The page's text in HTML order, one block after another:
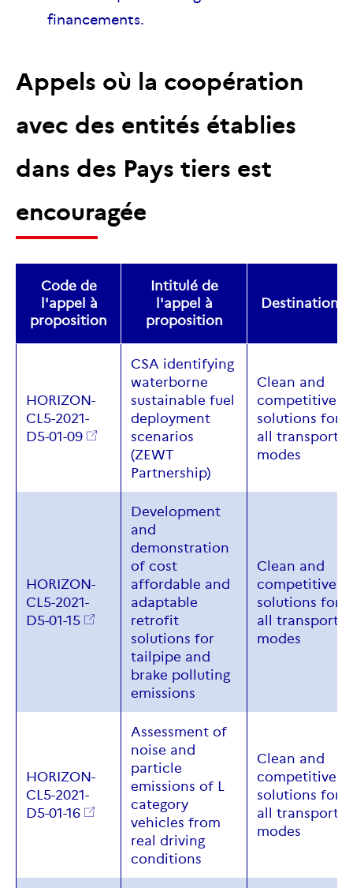
financements.
Appels où la coopération
avec des entités établies
dans des Pays tiers est
encouragée
Code de
l'appel à
proposition
Intitulé de
l'appel à
proposition
Destination
HORIZON-
CL5-2021-
D5-01-09
CSA identifying
waterborne
sustainable fuel
deployment
scenarios
(ZEWT
Partnership)
Clean and
competitive
solutions for
all transport
modes
HORIZON-
CL5-2021-
D5-01-15
Development
and
demonstration
of cost
affordable and
adaptable
retrofit
solutions for
tailpipe and
brake polluting
emissions
Clean and
competitive
solutions for
all
transport
modes
HORIZON-
CL5-2021-
D5-01-16
Assessment of
noise and
particle
emissions of L
category
vehicles from
real driving
conditions
Clean and
competitive
solutions for
all
transport
modes